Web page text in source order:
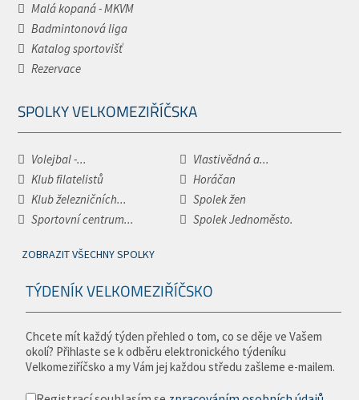
Malá kopaná - MKVM
Badmintonová liga
Katalog sportovišť
Rezervace
SPOLKY VELKOMEZIŘÍČSKA
Volejbal -...
Vlastivědná a...
Klub filatelistů
Horáčan
Klub železničních...
Spolek žen
Sportovní centrum...
Spolek Jednoměsto.
ZOBRAZIT VŠECHNY SPOLKY
TÝDENÍK VELKOMEZIŘÍČSKO
Chcete mít každý týden přehled o tom, co se děje ve Vašem
okolí? Přihlaste se k odběru elektronického týdeníku
Velkomeziříčsko a my Vám jej každou středu zašleme e-mailem.